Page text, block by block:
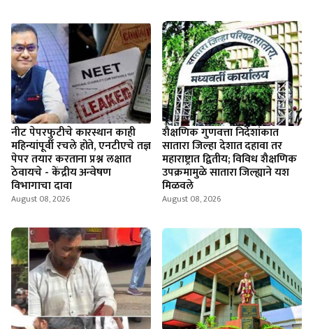
नीट पेपरफुटीचे कारस्थान काही
महिन्यांपूर्वी रचले होते, एनटीएचे तज्ञ
पेपर तयार करताना प्रश्न लक्षात
ठेवायचे - केंद्रीय अन्वेषण
विभागाचा दावा
August 08, 2026
शैक्षणिक गुणवत्ता निर्देशांकात
सातारा जिल्हा देशात दहावा तर
महाराष्ट्रात द्वितीय; विविध शैक्षणिक
उपक्रमामुळे सातारा जिल्ह्याने यश
मिळवले
August 08, 2026